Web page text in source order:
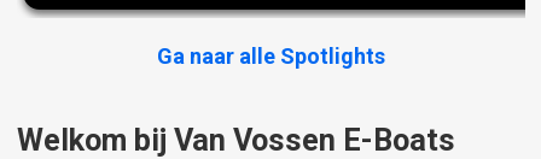
Ga naar alle Spotlights
Welkom bij Van Vossen E-Boats